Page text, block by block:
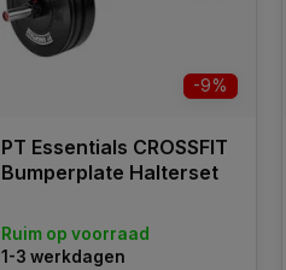
-9%
PT Essentials CROSSFIT
Bumperplate Halterset
Ruim op voorraad
1-3 werkdagen